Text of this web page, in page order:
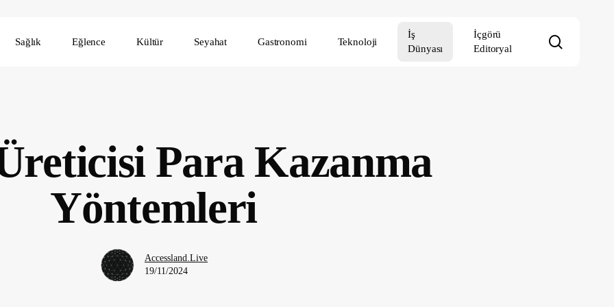
Sağlık Eğlence Kültür Seyahat Gastronomi Teknoloji
İş
Dünyası
İçgörü
Editoryal
Para Kazanma
Yöntemleri
Accessland.Live
19/11/2024